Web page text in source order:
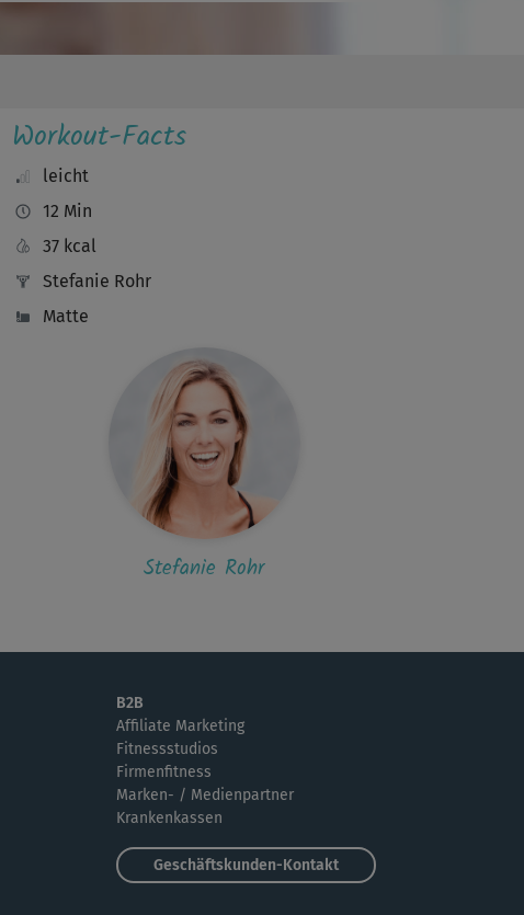
Workout-Facts
leicht
12 Min
37 kcal
Stefanie Rohr
Matte
Stefanie Rohr
B2B
Affiliate Marketing
Fitnessstudios
Firmenfitness
Marken- / Medienpartner
Krankenkassen
Geschäftskunden-Kontakt